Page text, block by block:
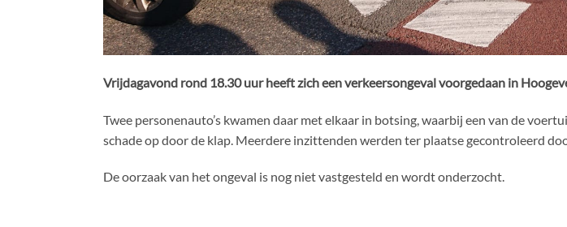
Vrijdagavond rond 18.30 uur heeft zich een verkeersongeval voorgedaan in
Twee personenauto’s kwamen daar met elkaar in botsing, waarbij een van de
schade op door de klap. Meerdere inzittenden werden ter plaatse gecontroleerd
De oorzaak van het ongeval is nog niet vastgesteld en wordt onderzocht.